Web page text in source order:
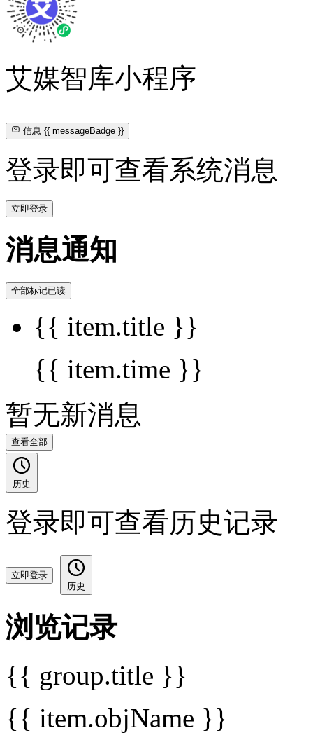
艾媒智库小程序
信息{{ messageBadge }}
登录即可查看系统消息
立即登录
消息通知
全部标记已读
{{ item.title }}
{{ item.time }}
暂无新消息
查看全部
历史
登录即可查看历史记录
立即登录
历史
浏览记录
{{ group.title }}
{{ item.objName }}